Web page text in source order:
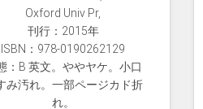
Oxford Univ Pr,
刊行：2015年
ISBN：978-0190262129
：B 英文。ややヤケ。小口
み汚れ。一部ページカド折
れ。